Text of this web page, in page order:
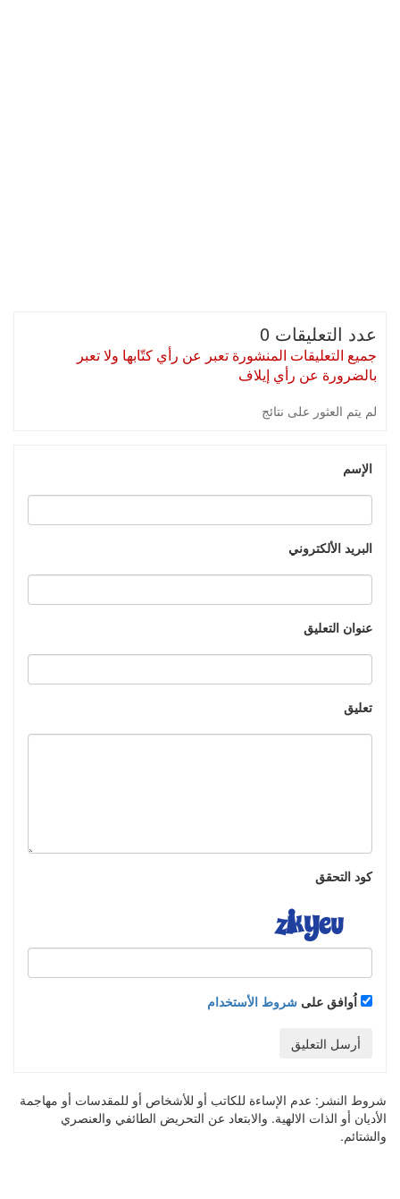
عدد التعليقات 0
جميع التعليقات المنشورة تعبر عن رأي كتّابها ولا تعبر
بالضرورة عن رأي إيلاف
لم يتم العثور على نتائج
الإسم
البريد الألكتروني
عنوان التعليق
تعليق
كود التحقق
اُوافق على شروط الأستخدام
أرسل التعليق
شروط النشر: عدم الإساءة للكاتب أو للأشخاص أو للمقدسات أو مهاجمة
الأديان أو الذات الالهية. والابتعاد عن التحريض الطائفي والعنصري
والشتائم.